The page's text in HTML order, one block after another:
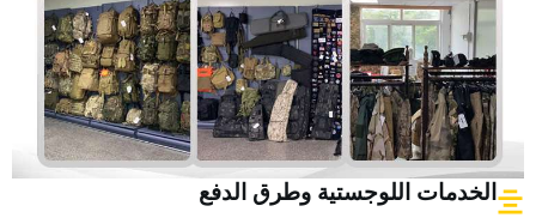
الخدمات اللوجستية وطرق الدفع